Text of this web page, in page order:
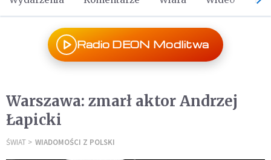
Radio DEON Modlitwa
Warszawa: zmarł aktor Andrzej
Łapicki
ŚWIAT WIADOMOŚCI Z POLSKI